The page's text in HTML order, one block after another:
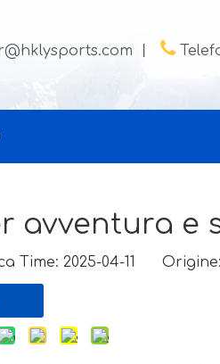

avventura e
Time: 2025-04-11 Origine: